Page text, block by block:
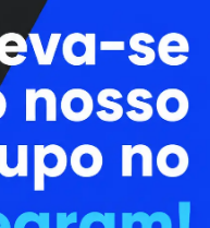
Cursos
Enviar Dica